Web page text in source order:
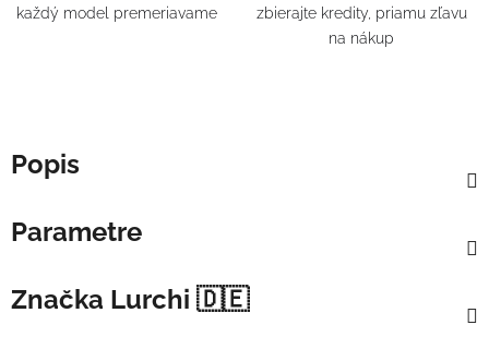
každý model premeriavame
zbierajte kredity, priamu zľavu
na nákup
Popis
Parametre
Značka Lurchi 🇩🇪